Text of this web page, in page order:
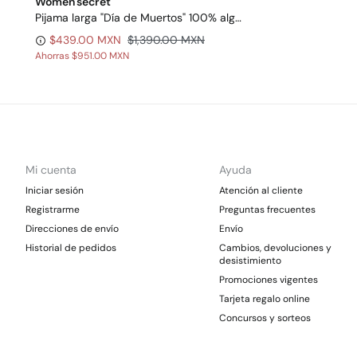
Pijama larga "Día de Muertos" 100% algodón en color negro
$439.00 MXN $1,390.00 MXN
Ahorras$951.00 MXN
Mi cuenta
Iniciar sesión
Registrarme
Direcciones de envío
Historial de pedidos
Ayuda
Atención al cliente
Preguntas frecuentes
Envío
Cambios, devoluciones y
desistimiento
Promociones vigentes
Tarjeta regalo online
Concursos y sorteos